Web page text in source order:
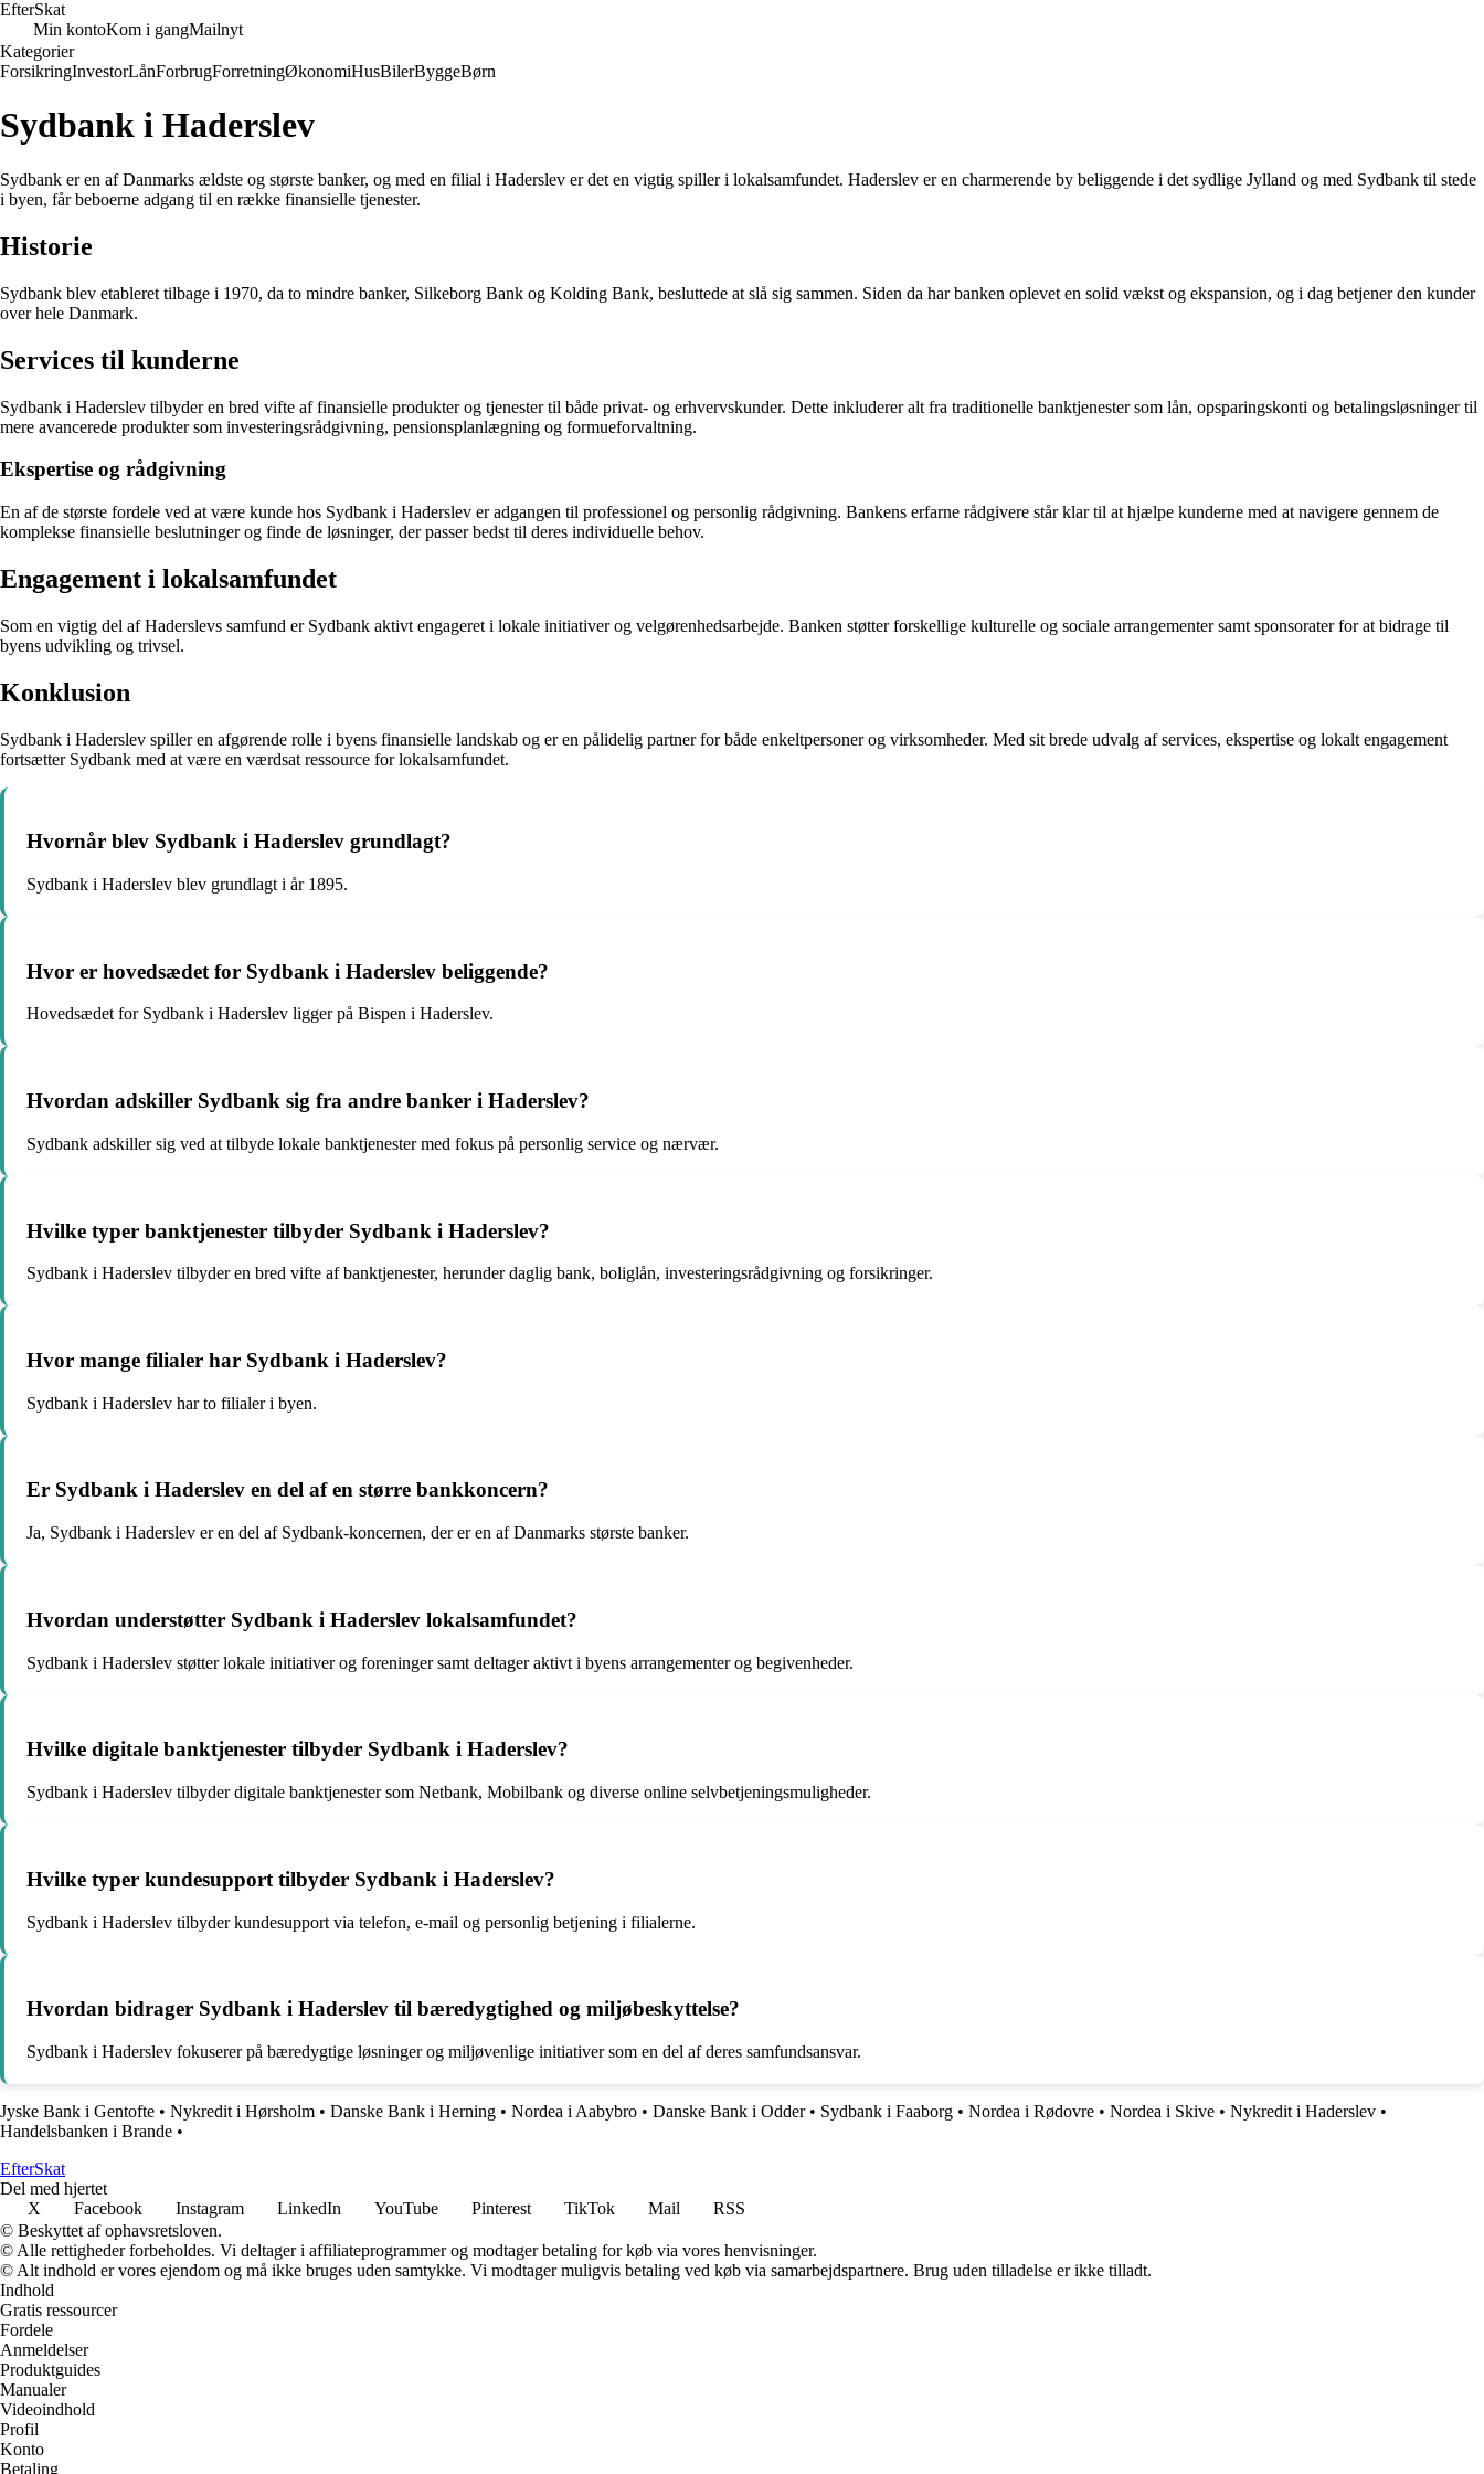
EfterSkat
Min kontoKom i gangMailnyt
Kategorier
ForsikringInvestorLånForbrugForretningØkonomiHusBilerByggeBørn
Sydbank i Haderslev
Sydbank er en af Danmarks ældste og største banker, og med en filial i Haderslev er det en vigtig spiller i lokalsamfundet. Haderslev er en charmerende by beliggende i det sydlige Jylland og med Sydbank til stede
i byen, får beboerne adgang til en række finansielle tjenester.
Historie
Sydbank blev etableret tilbage i 1970, da to mindre banker, Silkeborg Bank og Kolding Bank, besluttede at slå sig sammen. Siden da har banken oplevet en solid vækst og ekspansion, og i dag betjener den kunder
over hele Danmark.
Services til kunderne
Sydbank i Haderslev tilbyder en bred vifte af finansielle produkter og tjenester til både privat- og erhvervskunder. Dette inkluderer alt fra traditionelle banktjenester som lån, opsparingskonti og betalingsløsninger til
mere avancerede produkter som investeringsrådgivning, pensionsplanlægning og formueforvaltning.
Ekspertise og rådgivning
En af de største fordele ved at være kunde hos Sydbank i Haderslev er adgangen til professionel og personlig rådgivning. Bankens erfarne rådgivere står klar til at hjælpe kunderne med at navigere gennem de
komplekse finansielle beslutninger og finde de løsninger, der passer bedst til deres individuelle behov.
Engagement i lokalsamfundet
Som en vigtig del af Haderslevs samfund er Sydbank aktivt engageret i lokale initiativer og velgørenhedsarbejde. Banken støtter forskellige kulturelle og sociale arrangementer samt sponsorater for at bidrage til
byens udvikling og trivsel.
Konklusion
Sydbank i Haderslev spiller en afgørende rolle i byens finansielle landskab og er en pålidelig partner for både enkeltpersoner og virksomheder. Med sit brede udvalg af services, ekspertise og lokalt engagement
fortsætter Sydbank med at være en værdsat ressource for lokalsamfundet.
Hvornår blev Sydbank i Haderslev grundlagt?
Sydbank i Haderslev blev grundlagt i år 1895.
Hvor er hovedsædet for Sydbank i Haderslev beliggende?
Hovedsædet for Sydbank i Haderslev ligger på Bispen i Haderslev.
Hvordan adskiller Sydbank sig fra andre banker i Haderslev?
Sydbank adskiller sig ved at tilbyde lokale banktjenester med fokus på personlig service og nærvær.
Hvilke typer banktjenester tilbyder Sydbank i Haderslev?
Sydbank i Haderslev tilbyder en bred vifte af banktjenester, herunder daglig bank, boliglån, investeringsrådgivning og forsikringer.
Hvor mange filialer har Sydbank i Haderslev?
Sydbank i Haderslev har to filialer i byen.
Er Sydbank i Haderslev en del af en større bankkoncern?
Ja, Sydbank i Haderslev er en del af Sydbank-koncernen, der er en af Danmarks største banker.
Hvordan understøtter Sydbank i Haderslev lokalsamfundet?
Sydbank i Haderslev støtter lokale initiativer og foreninger samt deltager aktivt i byens arrangementer og begivenheder.
Hvilke digitale banktjenester tilbyder Sydbank i Haderslev?
Sydbank i Haderslev tilbyder digitale banktjenester som Netbank, Mobilbank og diverse online selvbetjeningsmuligheder.
Hvilke typer kundesupport tilbyder Sydbank i Haderslev?
Sydbank i Haderslev tilbyder kundesupport via telefon, e-mail og personlig betjening i filialerne.
Hvordan bidrager Sydbank i Haderslev til bæredygtighed og miljøbeskyttelse?
Sydbank i Haderslev fokuserer på bæredygtige løsninger og miljøvenlige initiativer som en del af deres samfundsansvar.
Jyske Bank i Gentofte • Nykredit i Hørsholm • Danske Bank i Herning • Nordea i Aabybro • Danske Bank i Odder• Sydbank i Faaborg • Nordea i Rødovre • Nordea i Skive • Nykredit i Haderslev •
Handelsbanken i Brande •
EfterSkat
Del med hjertet
X
Facebook Instagram LinkedIn YouTube Pinterest TikTok Mail
RSS
© Beskyttet af ophavsretsloven.
© Alle rettigheder forbeholdes. Vi deltager i affiliateprogrammer og modtager betaling for køb via vores henvisninger.
© Alt indhold er vores ejendom og må ikke bruges uden samtykke. Vi modtager muligvis betaling ved køb via samarbejdspartnere. Brug uden tilladelse er ikke tilladt.
Indhold
Gratis ressourcer
Fordele
Anmeldelser
Produktguides
Manualer
Videoindhold
Profil
Konto
Betaling